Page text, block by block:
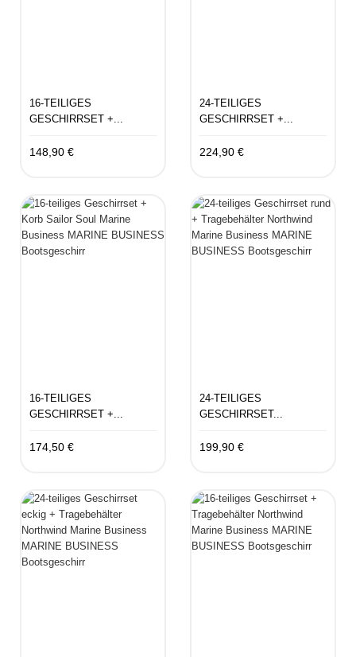
16-TEILIGES
GESCHIRRSET +...
148,90 €
24-TEILIGES
GESCHIRRSET +...
224,90 €
16-TEILIGES
GESCHIRRSET +...
174,50 €
24-TEILIGES
GESCHIRRSET...
199,90 €